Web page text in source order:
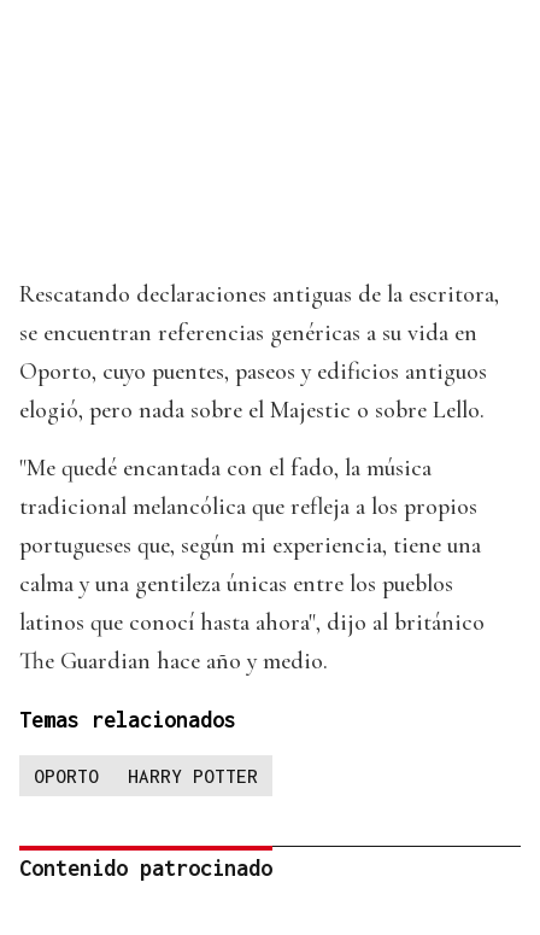
Rescatando declaraciones antiguas de la escritora,
se encuentran referencias genéricas a su vida en
Oporto, cuyo puentes, paseos y edificios antiguos
elogió, pero nada sobre el Majestic o sobre Lello.
"Me quedé encantada con el fado, la música
tradicional melancólica que refleja a los propios
portugueses que, según mi experiencia, tiene una
calma y una gentileza únicas entre los pueblos
latinos que conocí hasta ahora", dijo al británico
The Guardian hace año y medio.
Temas relacionados
OPORTO HARRY POTTER
Contenido patrocinado